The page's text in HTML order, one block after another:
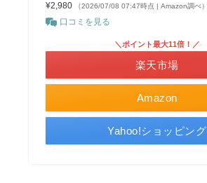
¥2,980 （2026/07/08 07:47時点 | Amazon調べ）
口コミを見る
Amazon
＼ポイント最大11倍！／
楽天市場
Yahoo!ショッピング